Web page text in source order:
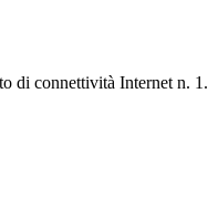
di connettività Internet n. 1.